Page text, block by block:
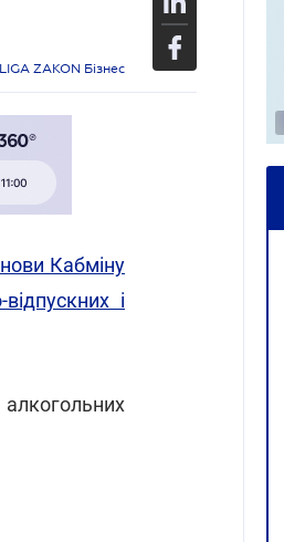
ZAKON Бізнес
Кабміну
і
алкогольних